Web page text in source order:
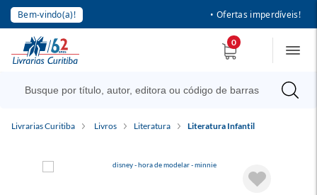
Bem-vindo(a)! • Ofertas imperdíveis!
0
Livrarias Curitiba Livros Literatura Literatura Infantil